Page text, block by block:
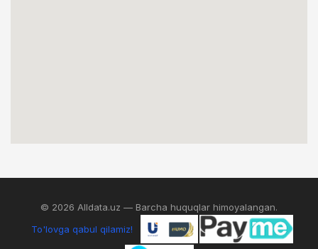
© 2026 Alldata.uz — Barcha huquqlar himoyalangan.
To'lovga qabul qilamiz!